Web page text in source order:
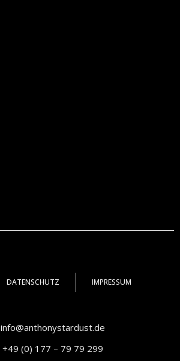
DATENSCHUTZ IMPRESSUM
info@anthonystardust.de
+49 (0) 177 – 79 79 299